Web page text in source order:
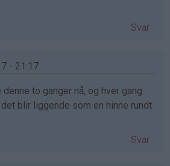
Svar
- 21:17
to ganger nå, og hver gang
blir liggende som en hinne rundt
Svar